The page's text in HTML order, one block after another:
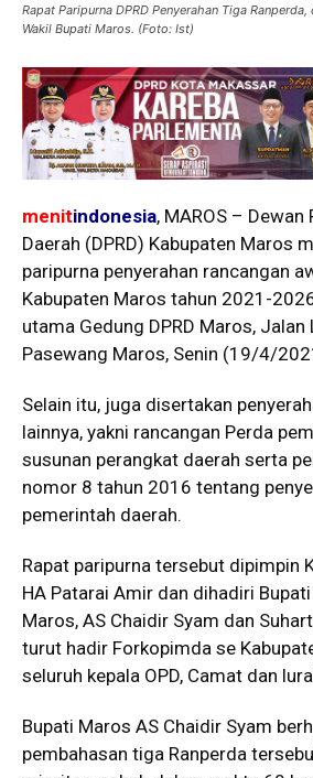
Rapat Paripurna DPRD Penyerahan Tiga
Wakil Bupati Maros. (Foto: Ist)
menitindonesia, MAROS –
Daerah (DPRD) Kabupaten Maros
paripurna penyerahan rancangan
Kabupaten Maros tahun 2021-
utama Gedung DPRD Maros, Jalan
Pasewang Maros, Senin (19/4/
Selain itu, juga disertakan
lainnya, yakni rancangan Perda
susunan perangkat daerah serta
nomor 8 tahun 2016 tentang
pemerintah daerah.
Rapat paripurna tersebut dipimpin
HA Patarai Amir dan dihadiri
Maros, AS Chaidir Syam dan
turut hadir Forkopimda se
seluruh kepala OPD, Camat dan
Bupati Maros AS Chaidir Syam
pembahasan tiga Ranperda